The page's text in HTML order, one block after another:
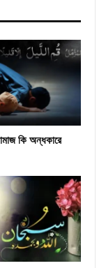
কি অন্ধকারে